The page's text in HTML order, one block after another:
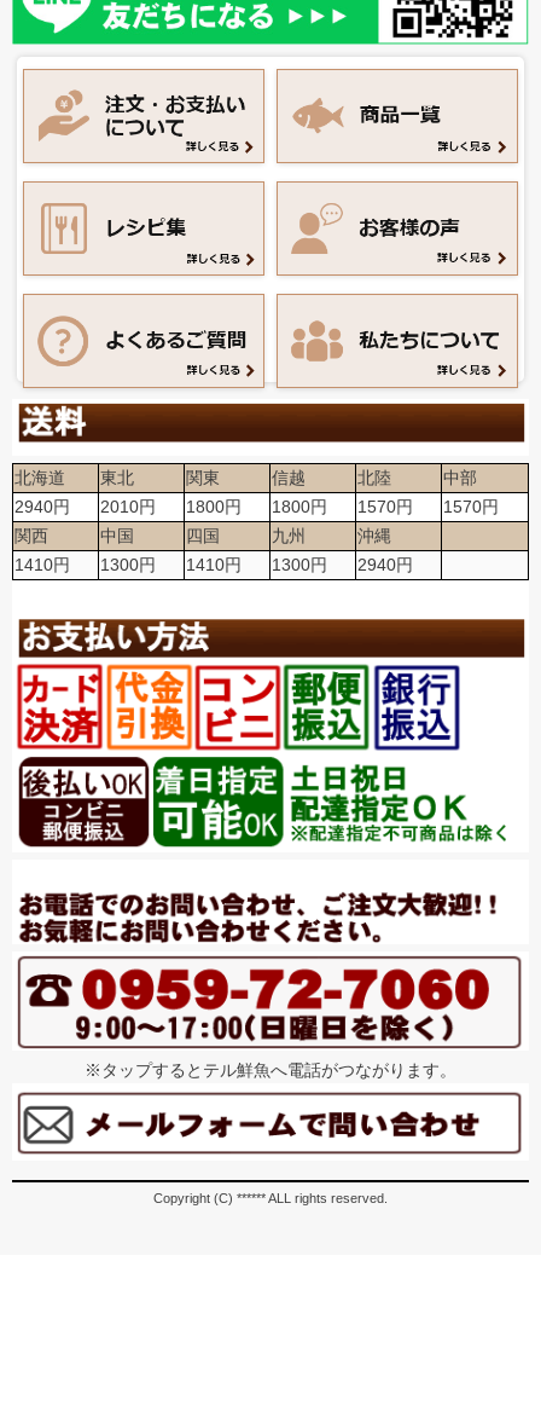
北海道 東北 関東 信越 北陸
中部
2940円
2010円 1800円 1800円 1570円
1570円
関西
中国 四国 九州
沖縄
1410円
1300円 1410円 1300円 2940円
※タップするとテル鮮魚へ電話がつながります。
Copyright (C) ****** ALL rights reserved.